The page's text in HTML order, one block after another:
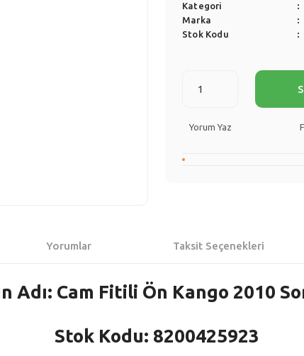
Kategori
Marka
Stok Kodu
Yorum Yaz
Yorumlar Taksit Seçenekleri
Adı: Cam Fitili Ön Kango 2010
Stok Kodu: 8200425923